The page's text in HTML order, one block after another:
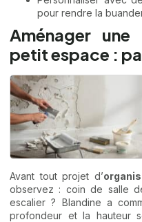
pour rendre la
Aménager une
petit espace :
Avant tout projet d’
observez : coin de salle
escalier ? Blandine a
profondeur et la hauteur